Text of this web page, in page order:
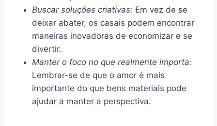
Buscar soluções criativas: Em vez de se
deixar abater, os casais podem encontrar
maneiras inovadoras de economizar e se
divertir.
Manter o foco no que realmente importa:
Lembrar-se de que o amor é mais
importante do que bens materiais pode
ajudar a manter a perspectiva.